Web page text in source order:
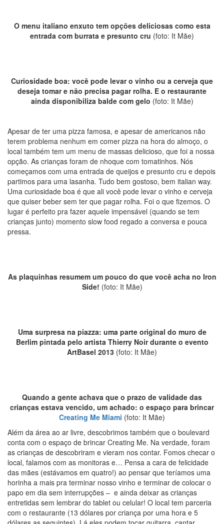
O menu italiano enxuto tem opções deliciosas como esta
entrada com burrata e presunto cru (foto: It Mãe)
Curiosidade boa: você pode levar o vinho ou a cerveja que
deseja tomar e não precisa pagar rolha. E o restaurante
ainda disponibiliza balde com gelo (foto: It Mãe)
Apesar de ter uma pizza famosa, e apesar de americanos não
terem problema nenhum em comer pizza na hora do almoço, o
local também tem um menu de massas delicioso, que foi a nossa
opção. As crianças foram de nhoque com tomatinhos. Nós
começamos com uma entrada de queijos e presunto cru e depois
partimos para uma lasanha. Tudo bem gostoso, bem italian way.
Uma curiosidade boa é que ali você pode levar o vinho e cerveja
que quiser beber sem ter que pagar rolha. Foi o que fizemos. O
lugar é perfeito pra fazer aquele impensável (quando se tem
crianças junto) momento slow food regado a conversa e pouca
pressa.
As plaquinhas resumem um pouco do que você acha no Iron
Side! (foto: It Mãe)
Uma surpresa na piazza: uma parte original do muro de
Berlim pintada pelo artista Thierry Noir durante o evento
ArtBasel 2013 (foto: It Mãe)
Quando a gente achava que o prazo de validade das
crianças estava vencido, um achado: o espaço para brincar
Creating Me Miami (foto: It Mãe)
Além da área ao ar livre, descobrimos também que o boulevard
conta com o espaço de brincar Creating Me. Na verdade, foram
as crianças de descobriram e vieram nos contar. Fomos checar o
local, falamos com as monitoras e… Pensa a cara de felicidade
das mães (estávamos em quatro!) ao pensar que teríamos uma
horinha a mais pra terminar nosso vinho e terminar de colocar o
papo em dia sem interrupções – e ainda deixar as crianças
entretidas sem lembrar do tablet ou celular! O local tem parceria
com o restaurante (13 dólares por criança por uma hora e 5